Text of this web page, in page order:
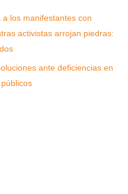
los manifestantes con
activistas arrojan piedras:
ante deficiencias en